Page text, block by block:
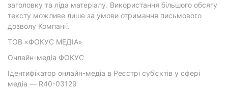
заголовку та ліда матеріалу. Використання більшого обсягу
тексту можливе лише за умови отримання письмового
дозволу Компанії.
ТОВ «ФОКУС МЕДІА»
Онлайн-медіа ФОКУС
Ідентифікатор онлайн-медіа в Реєстрі суб’єктів у сфері
медіа — R40-03129